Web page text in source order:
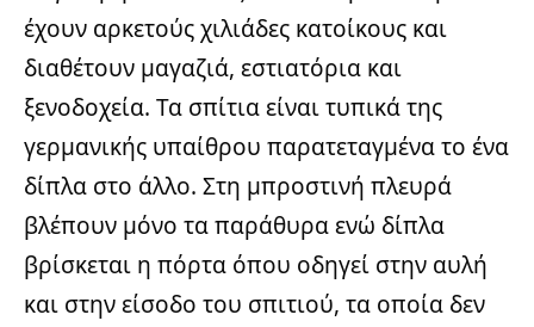
έχουν αρκετούς χιλιάδες κατοίκους και
διαθέτουν μαγαζιά, εστιατόρια και
ξενοδοχεία. Τα σπίτια είναι τυπικά της
γερμανικής υπαίθρου παρατεταγμένα το ένα
δίπλα στο άλλο. Στη μπροστινή πλευρά
βλέπουν μόνο τα παράθυρα ενώ δίπλα
βρίσκεται η πόρτα όπου οδηγεί στην αυλή
και στην είσοδο του σπιτιού, τα οποία δεν